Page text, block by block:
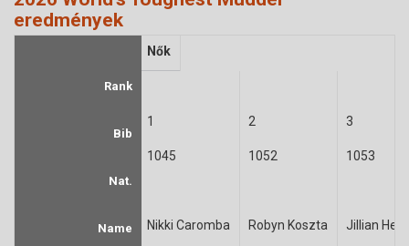
eredmények
Rank
Bib
Nat.
Name
Nők
1
1045
Nikki Caromba
2
1052
Robyn Koszta
3
1053
Jillian